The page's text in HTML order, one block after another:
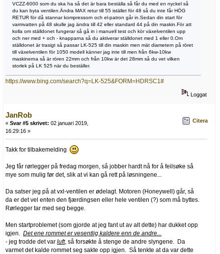
VCZZ-6000 som du ska ha så det är bara beställa så får du med en nyckel så
du kan byta ventilen.Ändra MAX retur till 55 istället för 48 så du inte får HÖG
RETUR för då stannar kompressorn och el-patron går in.Sedan din start för
varmvatten på 48 skulle jag ändra till 42 eller standard 44 på din maskin.För att
kolla om ställdonet fungerar så gå in i manuell test och kör växelventilen upp
och ner med + och - knapparna så du aktiverar ställdonet med 1 eller 0.Om
ställdonet är trasigt så passar LK-525 till din maskin men mät diametern på röret
till växelventilen för 1050 modell känner jag inte till men från 6kw-10kw
maskinerna så är rören 22mm och från 10kw är det 28mm så du vet vilken
storlek på LK 525 när du beställer.
https://www.bing.com/search?q=LK-525&FORM=HDRSC1#
Loggat
JanRob
« Svar #5 skrivet: 02 januari 2019,
16:29:16 »
Citera
Takk for tilbakemelding
Jeg får rørlegger på fredag morgen, så jobber hardt nå for å feilsøke så
mye som mulig før det, slik at vi kan gå rett på løsningene...
Da satser jeg på at vxl-ventilen er ødelagt. Motoren (Honeywell) går, så
da er det vel enten den fjærdingsen eller hele ventilen (?) som må byttes.
Rørlegger tar med seg begge.
Men startproblemet (som gjorde at jeg fant ut av alt dette) har dukket opp
igjen. Det ene rommet er vesentlig kaldere enn de andre...
- jeg trodde det var luft, så forsøkte å stenge de andre slyngene. Da
varmet det kalde rommet seg sakte opp igjen. Så tenkte at da var dette